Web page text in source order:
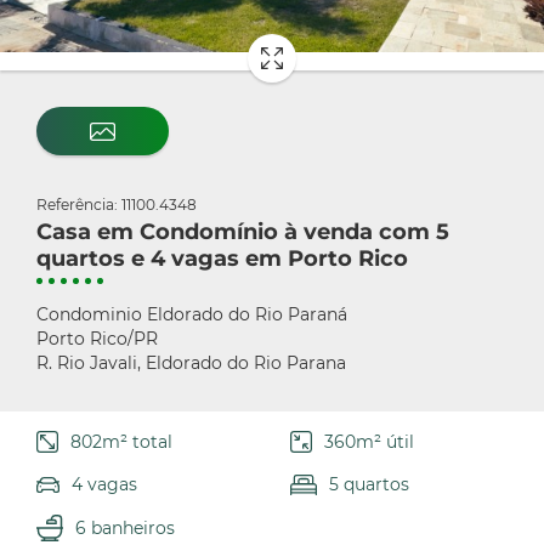
Referência: 11100.4348
Casa em Condomínio à venda com 5
quartos e 4 vagas em Porto Rico
Condominio Eldorado do Rio Paraná
Porto Rico/PR
R. Rio Javali, Eldorado do Rio Parana
802m² total
360m² útil
4 vagas
5 quartos
6 banheiros